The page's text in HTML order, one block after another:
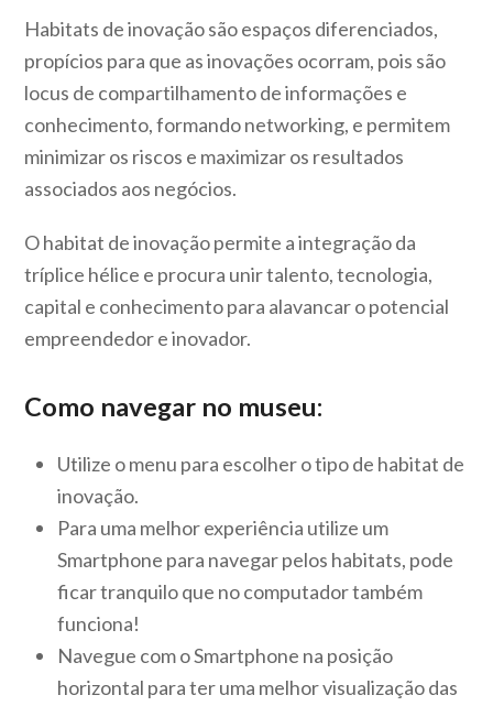
Habitats de inovação são espaços diferenciados,
propícios para que as inovações ocorram, pois são
locus de compartilhamento de informações e
conhecimento, formando networking, e permitem
minimizar os riscos e maximizar os resultados
associados aos negócios.
O habitat de inovação permite a integração da
tríplice hélice e procura unir talento, tecnologia,
capital e conhecimento para alavancar o potencial
empreendedor e inovador.
Como navegar no museu:
Utilize o menu para escolher o tipo de habitat de
inovação.
Para uma melhor experiência utilize um
Smartphone para navegar pelos habitats, pode
ficar tranquilo que no computador também
funciona!
Navegue com o Smartphone na posição
horizontal para ter uma melhor visualização das